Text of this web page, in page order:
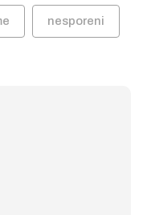
nesporeni